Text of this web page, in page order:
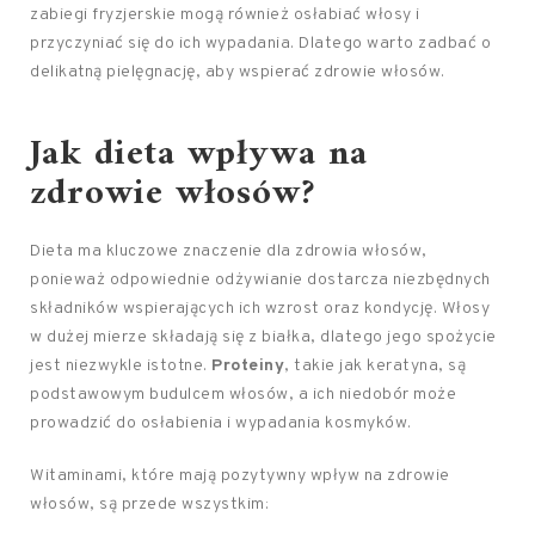
zabiegi fryzjerskie mogą również osłabiać włosy i
przyczyniać się do ich wypadania. Dlatego warto zadbać o
delikatną pielęgnację, aby wspierać zdrowie włosów.
Jak dieta wpływa na
zdrowie włosów?
Dieta ma kluczowe znaczenie dla zdrowia włosów,
ponieważ odpowiednie odżywianie dostarcza niezbędnych
składników wspierających ich wzrost oraz kondycję. Włosy
w dużej mierze składają się z białka, dlatego jego spożycie
jest niezwykle istotne. Proteiny, takie jak keratyna, są
podstawowym budulcem włosów, a ich niedobór może
prowadzić do osłabienia i wypadania kosmyków.
Witaminami, które mają pozytywny wpływ na zdrowie
włosów, są przede wszystkim: